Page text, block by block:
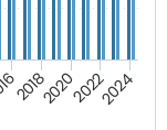
2018202020222024